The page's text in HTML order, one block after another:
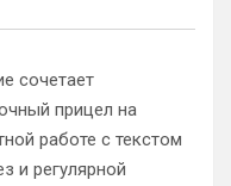
сочетает
прицел на
работе с текстом
и регулярной